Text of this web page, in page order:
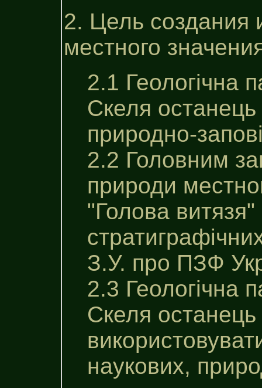
2. Цель создания
местного
2.1 Геологічна
Скеля
природно-
2.2 Головним
природи
"Голова
З.У. про ПЗФ
2.3 Геологічна
Скеля
наукових,